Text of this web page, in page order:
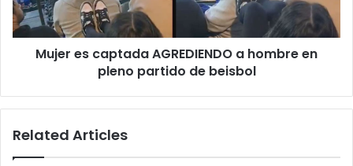
en
pleno
partido
Mujer es captada AGREDIENDO a hombre en
pleno partido de beisbol
Related Articles